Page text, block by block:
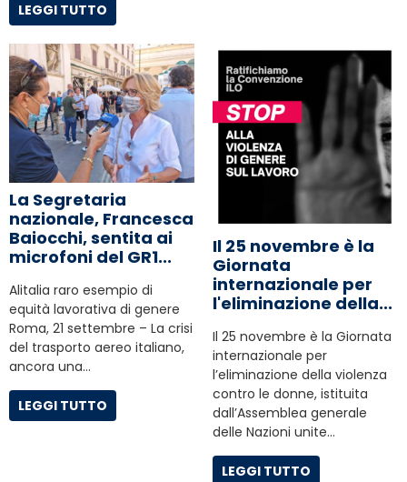
LEGGI TUTTO
La Segretaria
nazionale, Francesca
Baiocchi, sentita ai
microfoni del GR1...
Alitalia raro esempio di
equità lavorativa di genere
Roma, 21 settembre – La crisi
del trasporto aereo italiano,
ancora una…
LEGGI TUTTO
Il 25 novembre è la
Giornata
internazionale per
l'eliminazione della...
Il 25 novembre è la Giornata
internazionale per
l’eliminazione della violenza
contro le donne, istituita
dall’Assemblea generale
delle Nazioni unite…
LEGGI TUTTO